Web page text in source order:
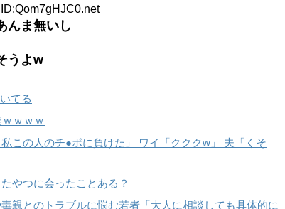
ID:Qom7gHJC0.net
んま無いし
うよw
てる
ｗｗｗ
この人のチ●ポに負けた」 ワイ「クククw」 夫「くそ
やつに会ったことある？
親とのトラブルに悩む若者「大人に相談しても具体的に